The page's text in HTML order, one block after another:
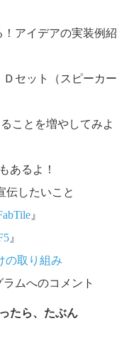
アイデアの実装例紹
セット（スピーカー
ことを増やしてみよ
あるよ！
伝したいこと
』
』
の取り組み
ムへのコメント
たら、たぶん